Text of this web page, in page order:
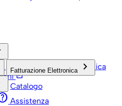
check Grandi Aziende
Pubblica
open_in_new
Fatturazione Elettronica keyboard_arrow_right
Catalogo
Assistenza